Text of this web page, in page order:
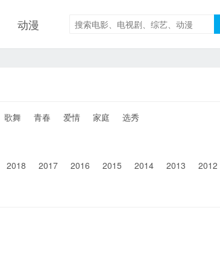
动漫
歌舞 青春 爱情 家庭
选秀
2018 2017 2016 2015 2014 2013 2012